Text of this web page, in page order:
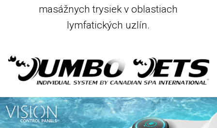
masážnych trysiek v oblastiach
lymfatických uzlín.